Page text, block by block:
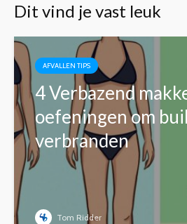
Dit vind je vast leuk
AFVALLEN TIPS
4 Verbazend
oefeningen om
verbranden
Tom Ridder